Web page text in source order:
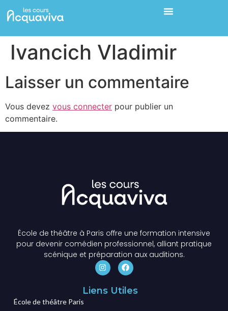
Ivancich Vladimir
Laisser un commentaire
Vous devez vous connecter pour publier un
commentaire.
École de théâtre à Paris offre une formation intensive
pour devenir comédien professionnel, alliant pratique
scénique et préparation aux auditions.
Liens Utiles
École de théâtre Paris